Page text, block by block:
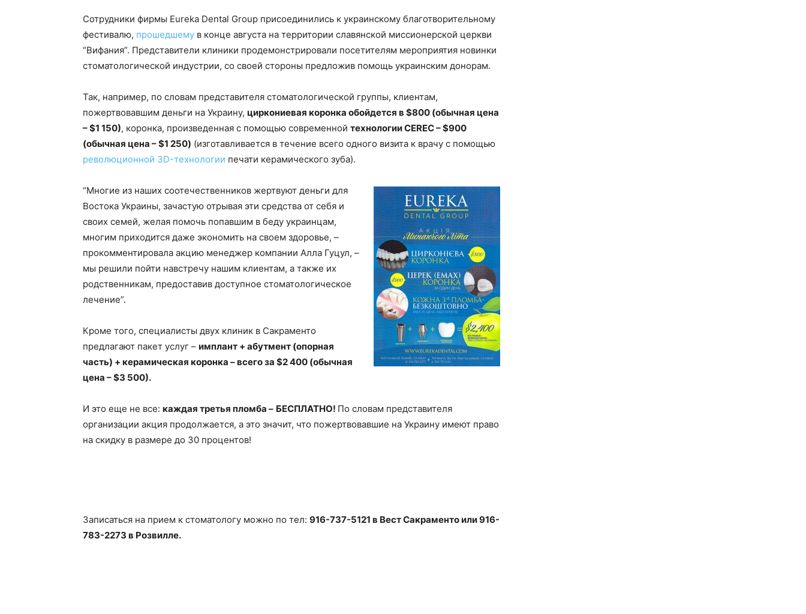
Сотрудники фирмы Eureka Dental Group присоединились к украинскому благотворительному
фестивалю, прошедшему в конце августа на территории славянской миссионерской церкви
“Вифания”. Представители клиники продемонстрировали посетителям мероприятия новинки
стоматологической индустрии, со своей стороны предложив помощь украинским донорам.
Так, например, по словам представителя стоматологической группы, клиентам,
пожертвовавшим деньги на Украину, циркониевая коронка обойдется в $800 (обычная цена
– $1 150), коронка, произведенная с помощью современной технологии CEREC – $900
(обычная цена – $1 250) (изготавливается в течение всего одного визита к врачу с помощью
революционной 3D-технологии печати керамического зуба).
“Многие из наших соотечественников жертвуют деньги для
Востока Украины, зачастую отрывая эти средства от себя и
своих семей, желая помочь попавшим в беду украинцам,
многим приходится даже экономить на своем здоровье, –
прокомментировала акцию менеджер компании Алла Гуцул, –
мы решили пойти навстречу нашим клиентам, а также их
родственникам, предоставив доступное стоматологическое
лечение”.
Кроме того, специалисты двух клиник в Сакраменто
предлагают пакет услуг – имплант + абутмент (опорная
часть) + керамическая коронка – всего за $2 400 (обычная
цена – $3 500).
И это еще не все: каждая третья пломба – БЕСПЛАТНО! По словам представителя
организации акция продолжается, а это значит, что пожертвовавшие на Украину имеют право
на скидку в размере до 30 процентов!
Записаться на прием к стоматологу можно по тел: 916-737-5121 в Вест Сакраменто или 916-
783-2273 в Розвилле.